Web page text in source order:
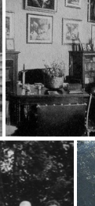
Uroczystości zaślubin hrabianki Marii Wielopolskiej z Władysławem hr Tarnowskim - 1928 r